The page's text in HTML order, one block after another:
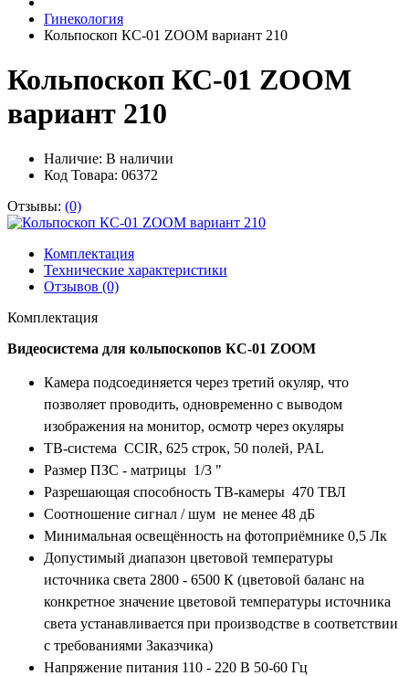
Гинекология
Кольпоскоп КС-01 ZOOM вариант 210
Кольпоскоп КС-01 ZOOM
вариант 210
Наличие: В наличии
Код Товара: 06372
Отзывы: (0)
Комплектация
Технические характеристики
Отзывов (0)
Комплектация
Видеосистема для кольпоскопов КС-01 ZOOM
Камера подсоединяется через третий окуляр, что
позволяет проводить, одновременно с выводом
изображения на монитор, осмотр через окуляры
ТВ-система CCIR, 625 стpок, 50 полей, PAL
Размер ПЗС - матрицы 1/3 "
Разрешающая способность ТВ-камеры 470 ТВЛ
Соотношение сигнал / шум не менее 48 дБ
Минимальная освещённость на фотоприёмнике 0,5 Лк
Допустимый диапазон цветовой температуры
источника света 2800 - 6500 К (цветовой баланс на
конкретное значение цветовой температуры источника
света устанавливается при производстве в соответствии
с требованиями Заказчика)
Напpяжение питания 110 - 220 В 50-60 Гц